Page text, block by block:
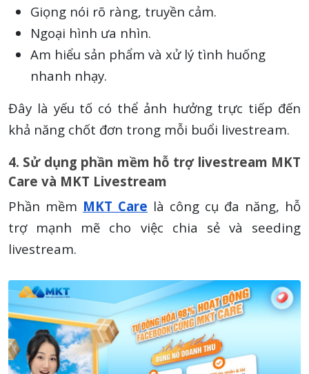
Giọng nói rõ ràng, truyền cảm.
Ngoại hình ưa nhìn.
Am hiểu sản phẩm và xử lý tình huống
nhanh nhạy.
Đây là yếu tố có thể ảnh hưởng trực tiếp đến
khả năng chốt đơn trong mỗi buổi livestream.
4. Sử dụng phần mềm hỗ trợ livestream MKT
Care và MKT Livestream
Phần mềm MKT Care là công cụ đa năng, hỗ
trợ mạnh mẽ cho việc chia sẻ và seeding
livestream.